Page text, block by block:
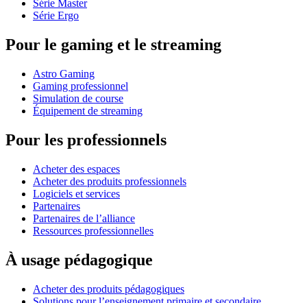
Série Master
Série Ergo
Pour le gaming et le streaming
Astro Gaming
Gaming professionnel
Simulation de course
Équipement de streaming
Pour les professionnels
Acheter des espaces
Acheter des produits professionnels
Logiciels et services
Partenaires
Partenaires de l’alliance
Ressources professionnelles
À usage pédagogique
Acheter des produits pédagogiques